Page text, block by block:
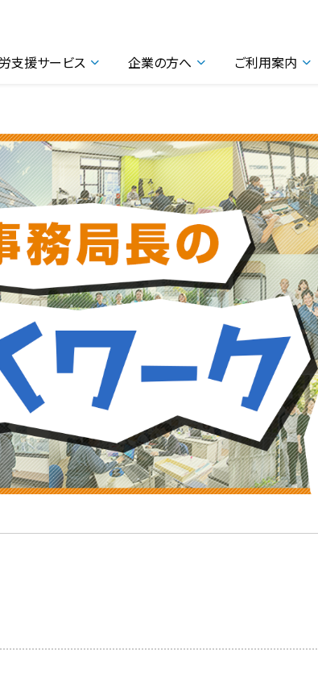
支援サービス 企業の方へ ご利用案内